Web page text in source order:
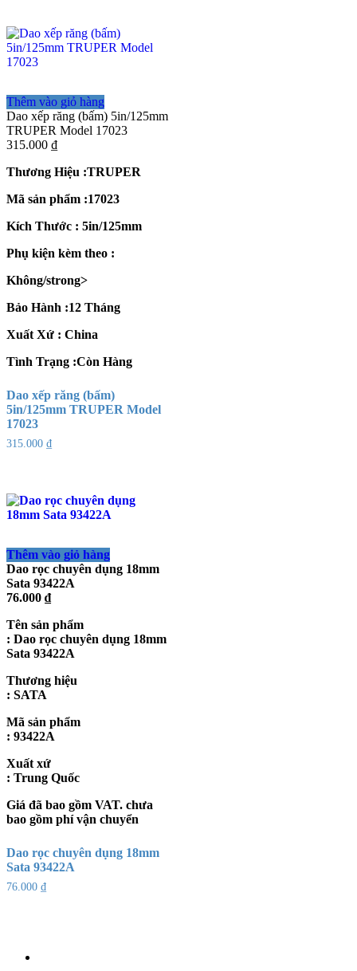
Thêm vào giỏ hàng
Dao xếp răng (bấm) 5in/125mm
TRUPER Model 17023
315.000 ₫
Thương Hiệu :TRUPER
Mã sản phẩm :17023
Kích Thước : 5in/125mm
Phụ kiện kèm theo :
Không/strong>
Bảo Hành :12 Tháng
Xuất Xứ : China
Tình Trạng :Còn Hàng
Dao xếp răng (bấm)
5in/125mm TRUPER Model
17023
315.000 ₫
Thêm vào giỏ hàng
Dao rọc chuyên dụng 18mm
Sata 93422A
76.000 ₫
Tên sản phẩm
: Dao rọc chuyên dụng 18mm
Sata 93422A
Thương hiệu
: SATA
Mã sản phẩm
: 93422A
Xuất xứ
: Trung Quốc
Giá đã bao gồm VAT. chưa
bao gồm phí vận chuyển
Dao rọc chuyên dụng 18mm
Sata 93422A
76.000 ₫